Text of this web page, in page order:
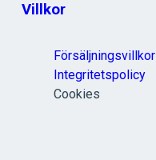
Villkor
Försäljningsvillkor
Integritetspolicy
Cookies